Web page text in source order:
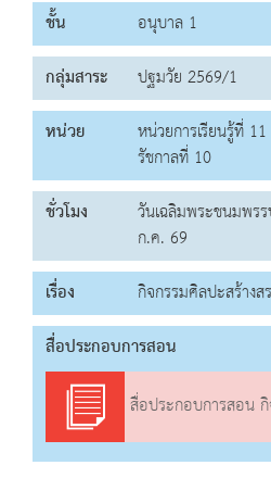
ชั้น
อนุบาล 1
กลุ่มสาระ
ปฐมวัย 2569/1
หน่วย
หน่วยการเรียนรู้ที่
รัชกาลที่ 10
ชั่วโมง
วันเฉลิมพระชนมพร
ก.ค. 69
เรื่อง
กิจกรรมศิลปะสร้าง
สื่อประกอบการสอน
สื่อประกอบการสอน กิจกรรม